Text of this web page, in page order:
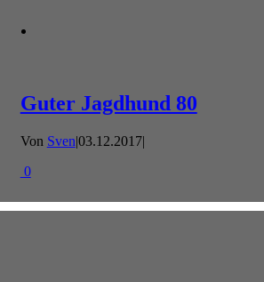
Guter Jagdhund 80
Von Sven|03.12.2017|
0